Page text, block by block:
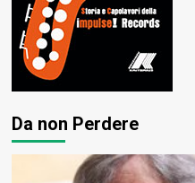
Da non Perdere